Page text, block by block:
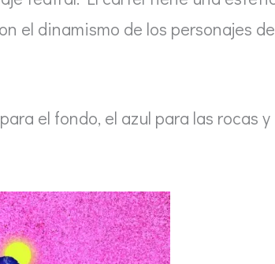
el dinamismo de los personajes de
el fondo, el azul para las rocas y